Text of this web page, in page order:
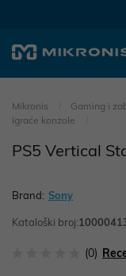
Mikronis Gaming i
Igraće konzole
PS5 Vertical
Brand: Sony
Kataloški broj:
(0)